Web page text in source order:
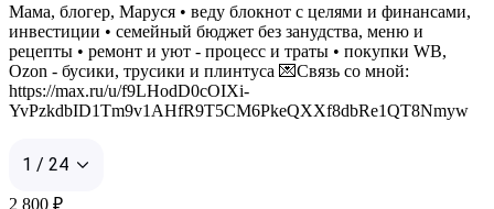
Мама, блогер, Маруся • веду блокнот с целями и финансами,
инвестиции • семейный бюджет без занудства, меню и
рецепты • ремонт и уют - процесс и траты • покупки WB,
Ozon - бусики, трусики и плинтуса 💌Связь со мной:
https://max.ru/u/f9LHodD0cOIXi-
YvPzkdbID1Tm9v1AHfR9T5CM6PkeQXXf8dbRe1QT8Nmyw
1 / 24
2 800 ₽